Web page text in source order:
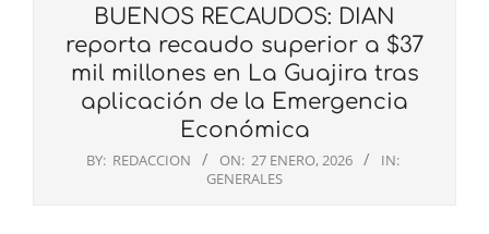
BUENOS RECAUDOS: DIAN
reporta recaudo superior a $37
mil millones en La Guajira tras
aplicación de la Emergencia
Económica
BY: REDACCION ON: 27 ENERO, 2026
IN:
GENERALES